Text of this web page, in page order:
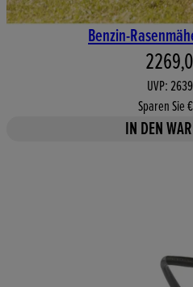
Benzin-
UVP:
Sparen Sie
IN DEN